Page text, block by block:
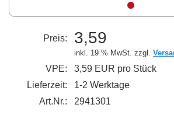
Preis: 3,59
inkl. 19 % MwSt. zzgl.
VPE:
3,59 EUR pro Stück
Lieferzeit:
1-2 Werktage
Art.Nr.:
2941301